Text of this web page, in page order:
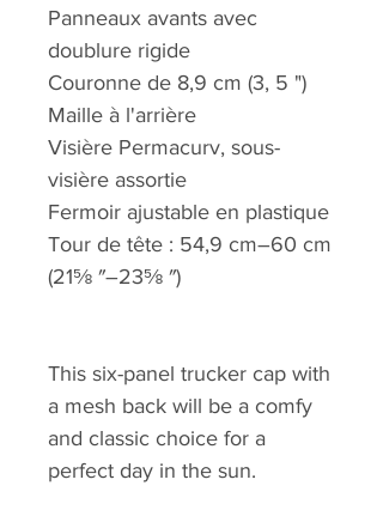
Panneaux avants avec
doublure rigide
Couronne de 8,9 cm (3, 5 ")
Maille à l'arrière
Visière Permacurv, sous-
visière assortie
Fermoir ajustable en plastique
Tour de tête : 54,9 cm–60 cm
(21⅝ ″–23⅝ ″)
This six-panel trucker cap with
a mesh back will be a comfy
and classic choice for a
perfect day in the sun.